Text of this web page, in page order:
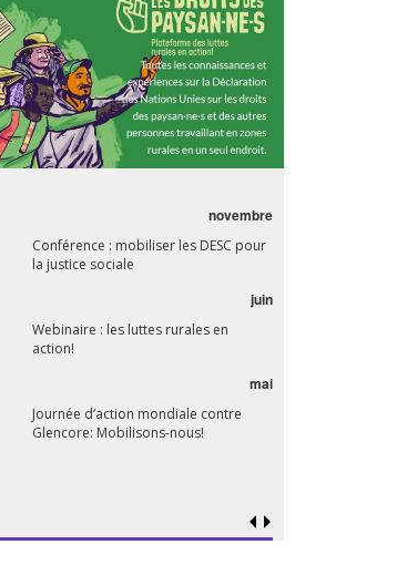
novembre
Conférence : mobiliser les DESC pour
la justice sociale
juin
Webinaire : les luttes rurales en
action!
mai
Journée d’action mondiale contre
Glencore: Mobilisons-nous!